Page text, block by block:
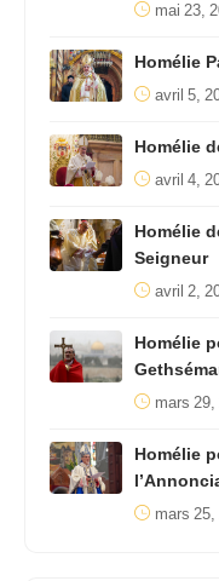
mai 23,
Homélie
avril 5,
Homélie
avril 4,
Homélie
Seigneur
avril 2,
Homélie
mars
Homélie
mars